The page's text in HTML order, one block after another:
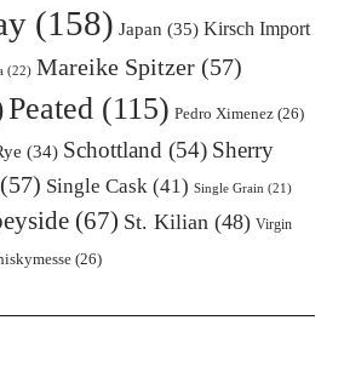
(158) Japan (35) Kirsch Import
(22) Mareike Spitzer(57)
Peated(115) Pedro Ximenez(26)
(34) Schottland (54) Sherry
Single Cask(41) Single Grain (21)
(67) St. Kilian(48) Virgin
(26)